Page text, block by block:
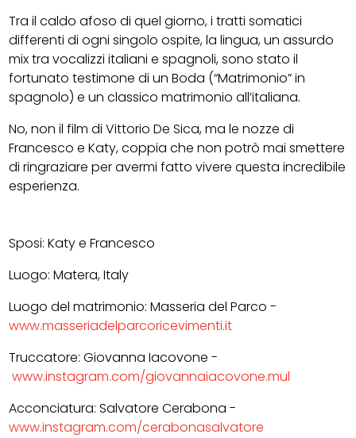
Tra il caldo afoso di quel giorno, i tratti somatici
differenti di ogni singolo ospite, la lingua, un assurdo
mix tra vocalizzi italiani e spagnoli, sono stato il
fortunato testimone di un Boda (“Matrimonio” in
spagnolo) e un classico matrimonio all’italiana.
No, non il film di Vittorio De Sica, ma le nozze di
Francesco e Katy, coppia che non potrò mai smettere
di ringraziare per avermi fatto vivere questa incredibile
esperienza.
Sposi: Katy e Francesco
Luogo: Matera, Italy
Luogo del matrimonio: Masseria del Parco -
www.masseriadelparcoricevimenti.it
Truccatore: Giovanna Iacovone -
www.instagram.com/giovannaiacovone.mul
Acconciatura: Salvatore Cerabona -
www.instagram.com/cerabonasalvatore